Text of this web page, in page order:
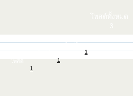
โพสต์
1
โพสต์
1
1